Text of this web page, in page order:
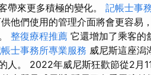
帶來更多積極的變化。 記帳士事
他們使用的管理介面將會更容易
整復療程推薦 它還增加了乘客的
士事務所專業服務 威尼斯這座潟
人。 2022年威尼斯狂歡節從2月